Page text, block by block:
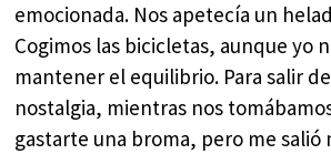
emocionada. Nos apetecía un
Cogimos las bicicletas, aunque yo
mantener el equilibrio. Para salir
nostalgia, mientras nos
gastarte una broma, pero me salió